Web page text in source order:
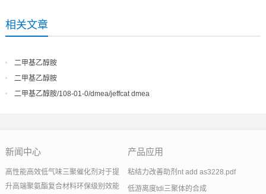
相关文章
二甲基乙醇胺
二甲基乙醇胺
二甲基乙醇胺/108-01-0/dmea/jeffcat dmea
新闻中心
高性能高效低气味三聚催化剂对于提
升高端聚氨酯复合材料环保级别效能
产品应用
粘结力改善助剂nt add as3228.pdf
低游离度tdi三聚体的合成